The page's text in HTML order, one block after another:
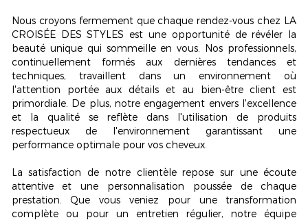
Nous croyons fermement que chaque rendez-vous chez LA
CROISÉE DES STYLES est une opportunité de révéler la
beauté unique qui sommeille en vous. Nos professionnels,
continuellement formés aux dernières tendances et
techniques, travaillent dans un environnement où
l'attention portée aux détails et au bien-être client est
primordiale. De plus, notre engagement envers l'excellence
et la qualité se reflète dans l'utilisation de produits
respectueux de l'environnement garantissant une
performance optimale pour vos cheveux.
La satisfaction de notre clientèle repose sur une écoute
attentive et une personnalisation poussée de chaque
prestation. Que vous veniez pour une transformation
complète ou pour un entretien régulier, notre équipe